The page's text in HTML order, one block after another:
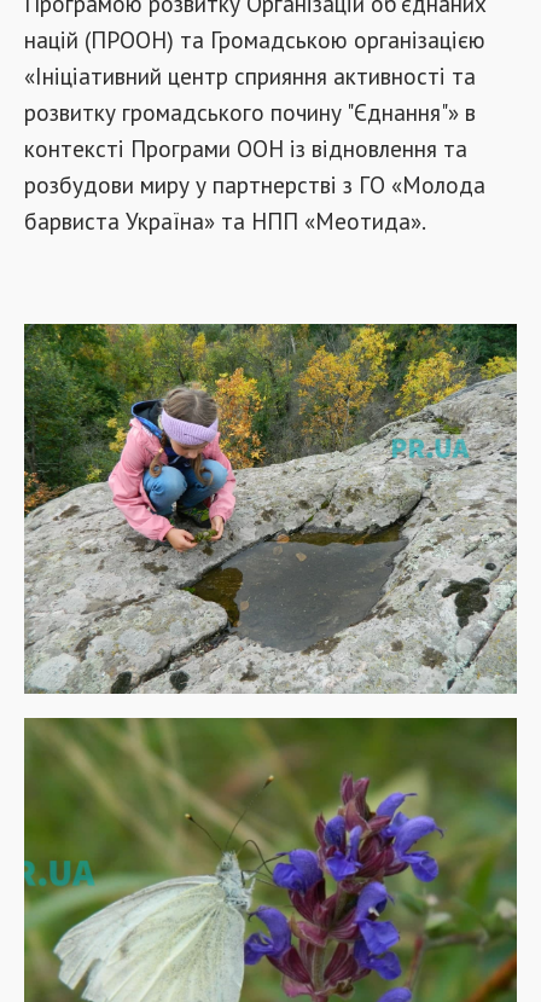
націй (ПРООН) та Громадською організацією
«Ініціативний центр сприяння активності та
розвитку громадського почину "Єднання"» в
контексті Програми ООН із відновлення та
розбудови миру у партнерстві з ГО «Молода
барвиста Україна» та НПП «Меотида».